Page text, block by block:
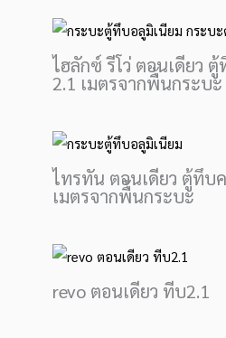
ไฮลักซ์ รีโว่ ตอนเดียว
2.1 เมตรจากพื้นกระบะ
ไทรทัน ตอนเดียว ตู้ทึบค
เมตรจากพื้นกระบะ
revo ตอนเดียว ทีบ2.1